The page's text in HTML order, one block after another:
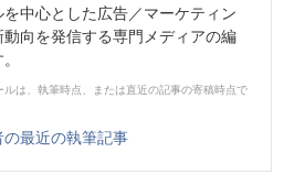
中心とした広告／マーケティン
動向を発信する専門メディアの編
ルは、執筆時点、または直近の記事の寄稿時点で
の最近の執筆記事